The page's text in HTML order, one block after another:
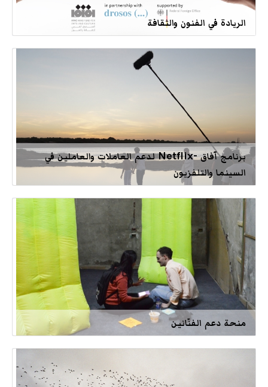
الريادة في الفنون والثقافة
برنامج آفاق -Netflix لدعم العاملات والعاملين في
السينما والتلفزيون
منحة دعم الفنّانين